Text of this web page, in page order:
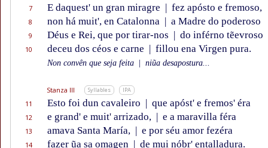
7 E daquest' un gran miragre | fez apósto e fremoso,
8 non há muit', en Catalonna | a Madre do poderoso
9 Déus e Rei, que por tirar-nos | do inférno tẽevroso
10 deceu dos céos e carne | fillou ena Virgen pura.
Non convên que seja feita niũa desapostura...
Stanza III Syllables IPA
11 Esto foi dun cavaleiro | que apóst' e fremos' éra
12 e grand' e muit' arrizado, | e a maravilla féra
13 amava Santa María, | e por séu amor fezéra
14 fazer ũa sa omagen | de mui nóbr' entalladura.